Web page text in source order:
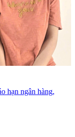
hạn ngân hàng,